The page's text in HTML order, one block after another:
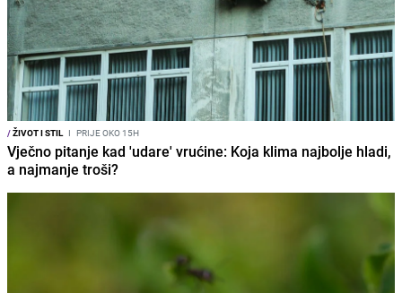
/ŽIVOT I STIL I PRIJE OKO 15H
Vječno pitanje kad 'udare' vrućine: Koja klima najbolje hladi,
a najmanje troši?